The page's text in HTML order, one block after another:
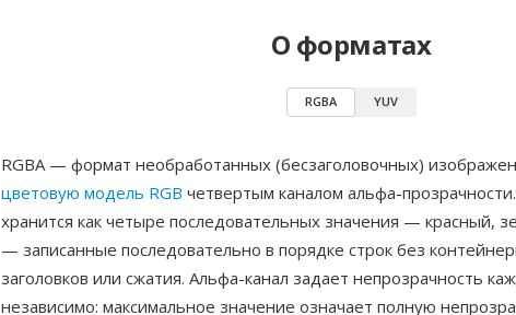
О форматах
RGBA YUV
RGBA — формат необработанных (бесзаголовочных)
цветовую модель RGB четвертым каналом альфа-
хранится как четыре последовательных значения — красный,
— записанные последовательно в порядке строк без
заголовков или сжатия. Альфа-канал задает непрозрачность
независимо: максимальное значение означает полную